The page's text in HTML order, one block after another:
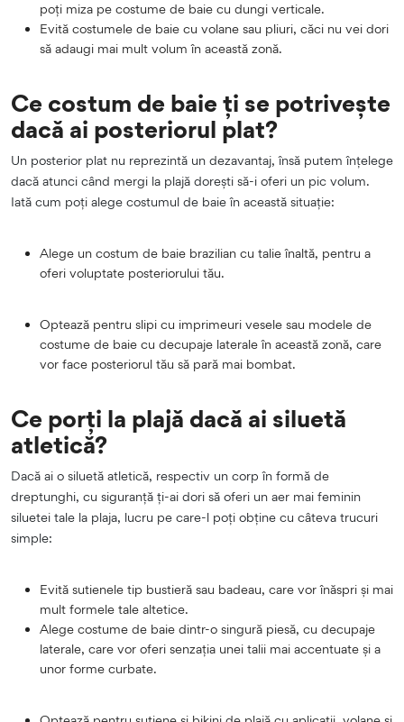
poți miza pe costume de baie cu dungi verticale.
Evită costumele de baie cu volane sau pliuri, căci nu vei dori
să adaugi mai mult volum în această zonă.
Ce costum de baie ți se potrivește
dacă ai posteriorul plat?
Un posterior plat nu reprezintă un dezavantaj, însă putem înțelege
dacă atunci când mergi la plajă dorești să-i oferi un pic volum.
Iată cum poți alege costumul de baie în această situație:
Alege un costum de baie brazilian cu talie înaltă, pentru a
oferi voluptate posteriorului tău.
Optează pentru slipi cu imprimeuri vesele sau modele de
costume de baie cu decupaje laterale în această zonă, care
vor face posteriorul tău să pară mai bombat.
Ce porți la plajă dacă ai siluetă
atletică?
Dacă ai o siluetă atletică, respectiv un corp în formă de
dreptunghi, cu siguranță ți-ai dori să oferi un aer mai feminin
siluetei tale la plaja, lucru pe care-l poți obține cu câteva trucuri
simple:
Evită sutienele tip bustieră sau badeau, care vor înăspri și mai
mult formele tale altetice.
Alege costume de baie dintr-o singură piesă, cu decupaje
laterale, care vor oferi senzația unei talii mai accentuate și a
unor forme curbate.